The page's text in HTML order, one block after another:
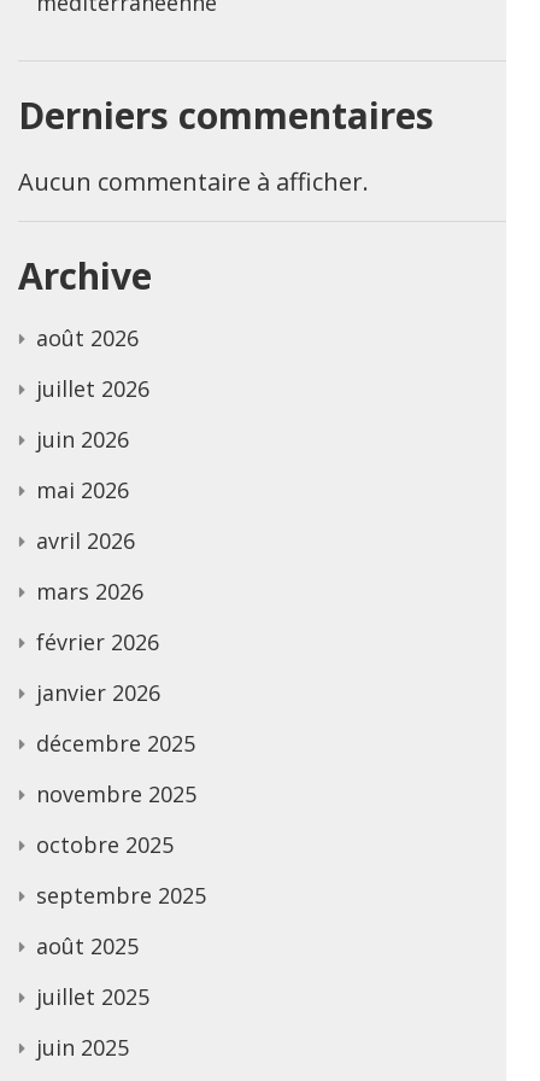
Derniers commentaires
Aucun commentaire à afficher.
Archive
août 2026
juillet 2026
juin 2026
mai 2026
avril 2026
mars 2026
février 2026
janvier 2026
décembre 2025
novembre 2025
octobre 2025
septembre 2025
août 2025
juillet 2025
juin 2025